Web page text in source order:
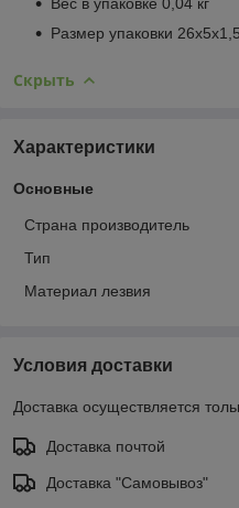
Размер упаковки
Скрыть
Характеристики
Основные
Страна производитель
Тип
Материал лезвия
Условия доставки
Доставка осуществляется
Доставка почтой
Доставка "Самовывоз"